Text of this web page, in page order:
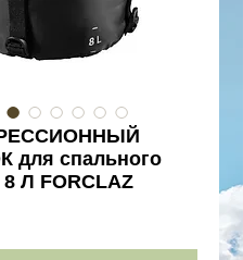
для спального
Л FORCLAZ